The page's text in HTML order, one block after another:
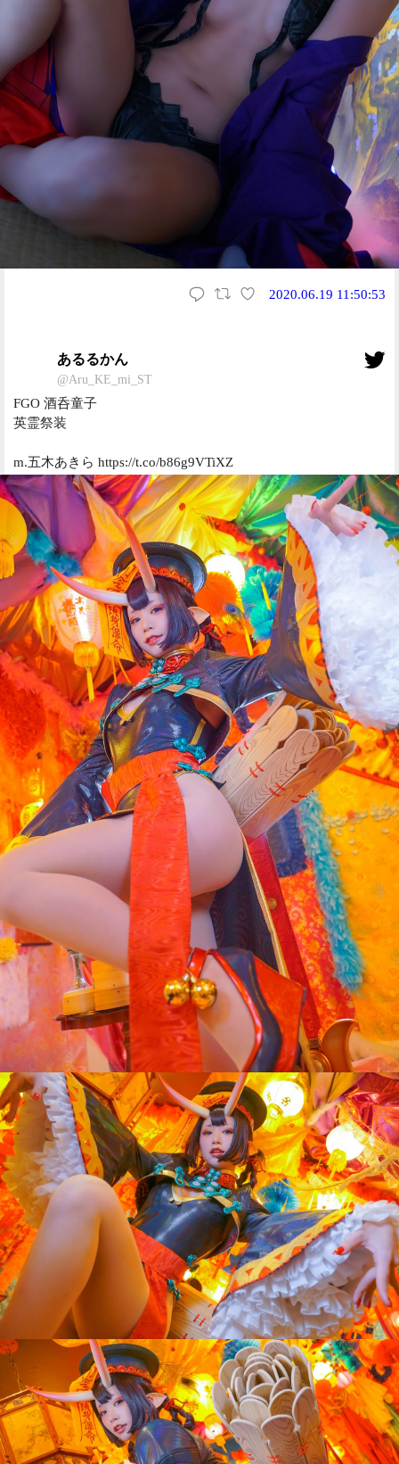
2020.06.19 11:50:53
あるるかん
@Aru_KE_mi_ST
FGO 酒呑童子
英霊祭装
m.五木あきら https://t.co/b86g9VTiXZ